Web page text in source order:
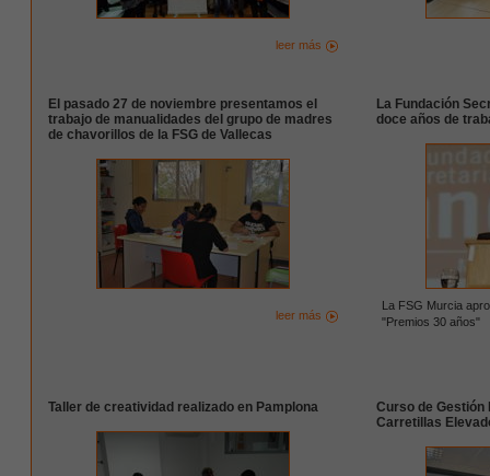
leer más
El pasado 27 de noviembre presentamos el
trabajo de manualidades del grupo de madres
de chavorillos de la FSG de Vallecas
leer más
La Fundación
doce años de
La FSG Murcia
"Premios 30 años"
Taller de creatividad realizado en Pamplona
Curso de Gestión
Carretillas